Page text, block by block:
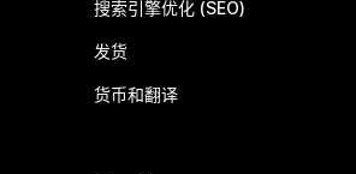
搜索引擎优化 (SEO)
发货
货币和翻译